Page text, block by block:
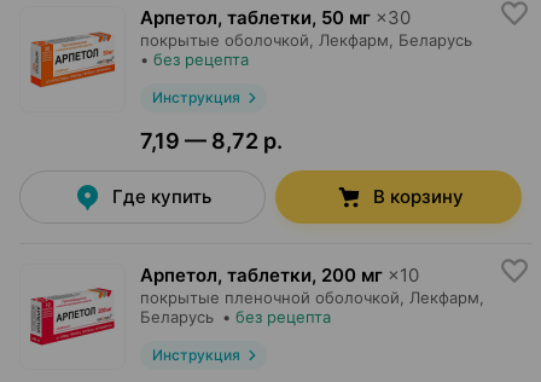
Арпетол, таблетки, 50 мг ×30
покрытые оболочкой, Лекфарм , Беларусь
• без рецепта
Инструкция
7,19 — 8,72 р.
Где купить В корзину
Арпетол, таблетки, 200 мг ×10
покрытые пленочной оболочкой, Лекфарм
Беларусь • без рецепта
Инструкция